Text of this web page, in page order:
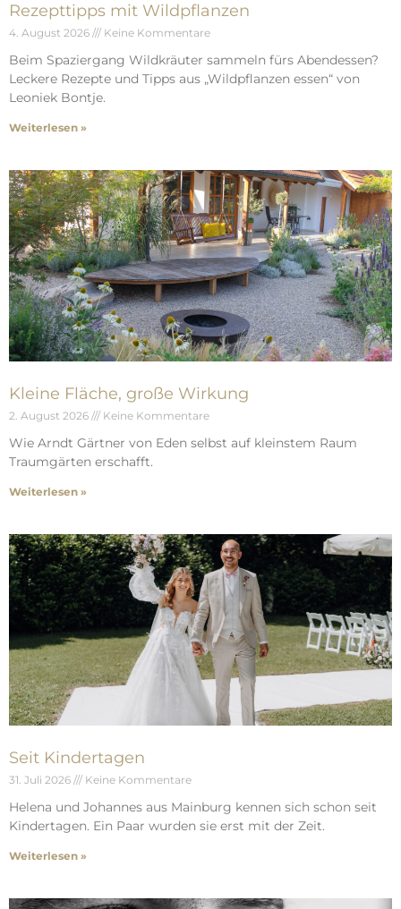
Rezepttipps mit Wildpflanzen
4. August 2026 Keine Kommentare
Beim Spaziergang Wildkräuter sammeln fürs Abendessen?
Leckere Rezepte und Tipps aus „Wildpflanzen essen“ von
Leoniek Bontje.
Weiterlesen »
Kleine Fläche, große Wirkung
2. August 2026 Keine Kommentare
Wie Arndt Gärtner von Eden selbst auf kleinstem Raum
Traumgärten erschafft.
Weiterlesen »
Seit Kindertagen
31. Juli 2026 Keine Kommentare
Helena und Johannes aus Mainburg kennen sich schon seit
Kindertagen. Ein Paar wurden sie erst mit der Zeit.
Weiterlesen »